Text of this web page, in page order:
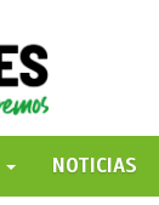
NOTICIAS